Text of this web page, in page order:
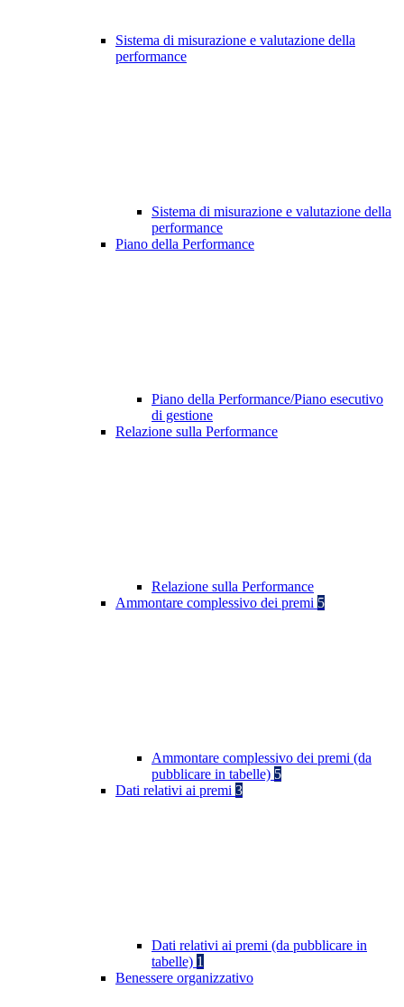
Sistema di misurazione e valutazione della
performance
Sistema di misurazione e valutazione della
performance
Piano della Performance
Piano della Performance/Piano esecutivo
di gestione
Relazione sulla Performance
Relazione sulla Performance
Ammontare complessivo dei premi 5
Ammontare complessivo dei premi (da
pubblicare in tabelle) 5
Dati relativi ai premi 3
Dati relativi ai premi (da pubblicare in
tabelle) 1
Benessere organizzativo